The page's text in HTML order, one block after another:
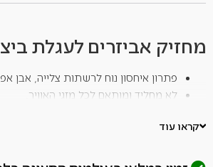
מחזיק אביזרים לעגלת
פתרון איחסון נוח לרשתות צלייה, אבן
לא מחליד ומותאם לכל מזגי האוויר.
מתאים בצורה מושלמת לכל מכשירי הBGEקראו עוד